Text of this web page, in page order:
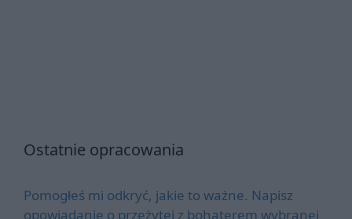
Ostatnie opracowania
Pomogłeś mi odkryć, jakie to ważne. Napisz
opowiadanie o przeżytej z bohaterem wybranej